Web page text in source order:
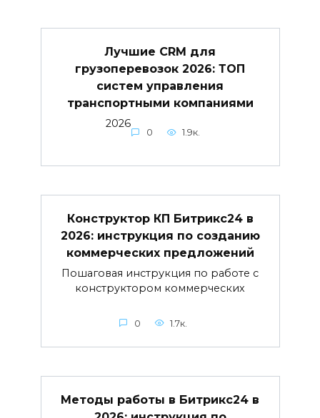
Лучшие CRM для
грузоперевозок 2026: ТОП
систем управления
транспортными компаниями
2026
0 1.9к.
Конструктор КП Битрикс24 в
2026: инструкция по созданию
коммерческих предложений
Пошаговая инструкция по работе с
конструктором коммерческих
0 1.7к.
Методы работы в Битрикс24 в